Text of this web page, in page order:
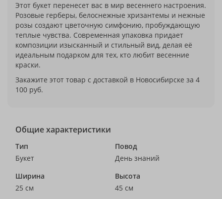
Этот букет перенесет вас в мир весеннего настроения.
Розовые герберы, белоснежные хризантемы и нежные
розы создают цветочную симфонию, пробуждающую
теплые чувства. Современная упаковка придает
композиции изысканный и стильный вид, делая её
идеальным подарком для тех, кто любит весенние
краски.
Закажите этот товар с доставкой в Новосибирске за 4
100 руб.
Общие характеристики
Тип
Букет
Повод
День знаний
Ширина
25 см
Высота
45 см